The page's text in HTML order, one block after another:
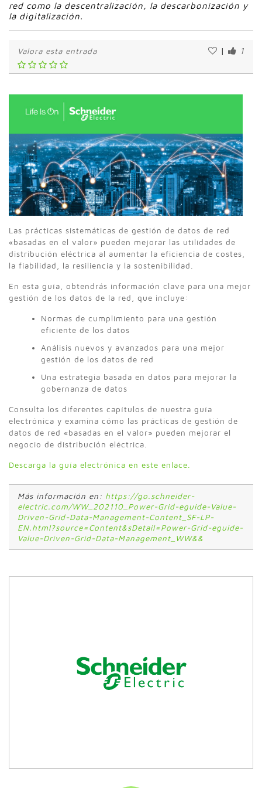
red como la descentralización, la descarbonización y
la digitalización.
Valora esta entrada | 1
Las prácticas sistemáticas de gestión de datos de red
«basadas en el valor» pueden mejorar las utilidades de
distribución eléctrica al aumentar la eficiencia de costes,
la fiabilidad, la resiliencia y la sostenibilidad.
En esta guía, obtendrás información clave para una mejor
gestión de los datos de la red, que incluye:
Normas de cumplimiento para una gestión
eficiente de los datos
Análisis nuevos y avanzados para una mejor
gestión de los datos de red
Una estrategia basada en datos para mejorar la
gobernanza de datos
Consulta los diferentes capítulos de nuestra guía
electrónica y examina cómo las prácticas de gestión de
datos de red «basadas en el valor» pueden mejorar el
negocio de distribución eléctrica.
Descarga la guía electrónica en este enlace.
Más información en: https://go.schneider-
electric.com/WW_202110_Power-Grid-eguide-Value-
Driven-Grid-Data-Management-Content_SF-LP-
EN.html?source=Content&sDetail=Power-Grid-eguide-
Value-Driven-Grid-Data-Management_WW&&